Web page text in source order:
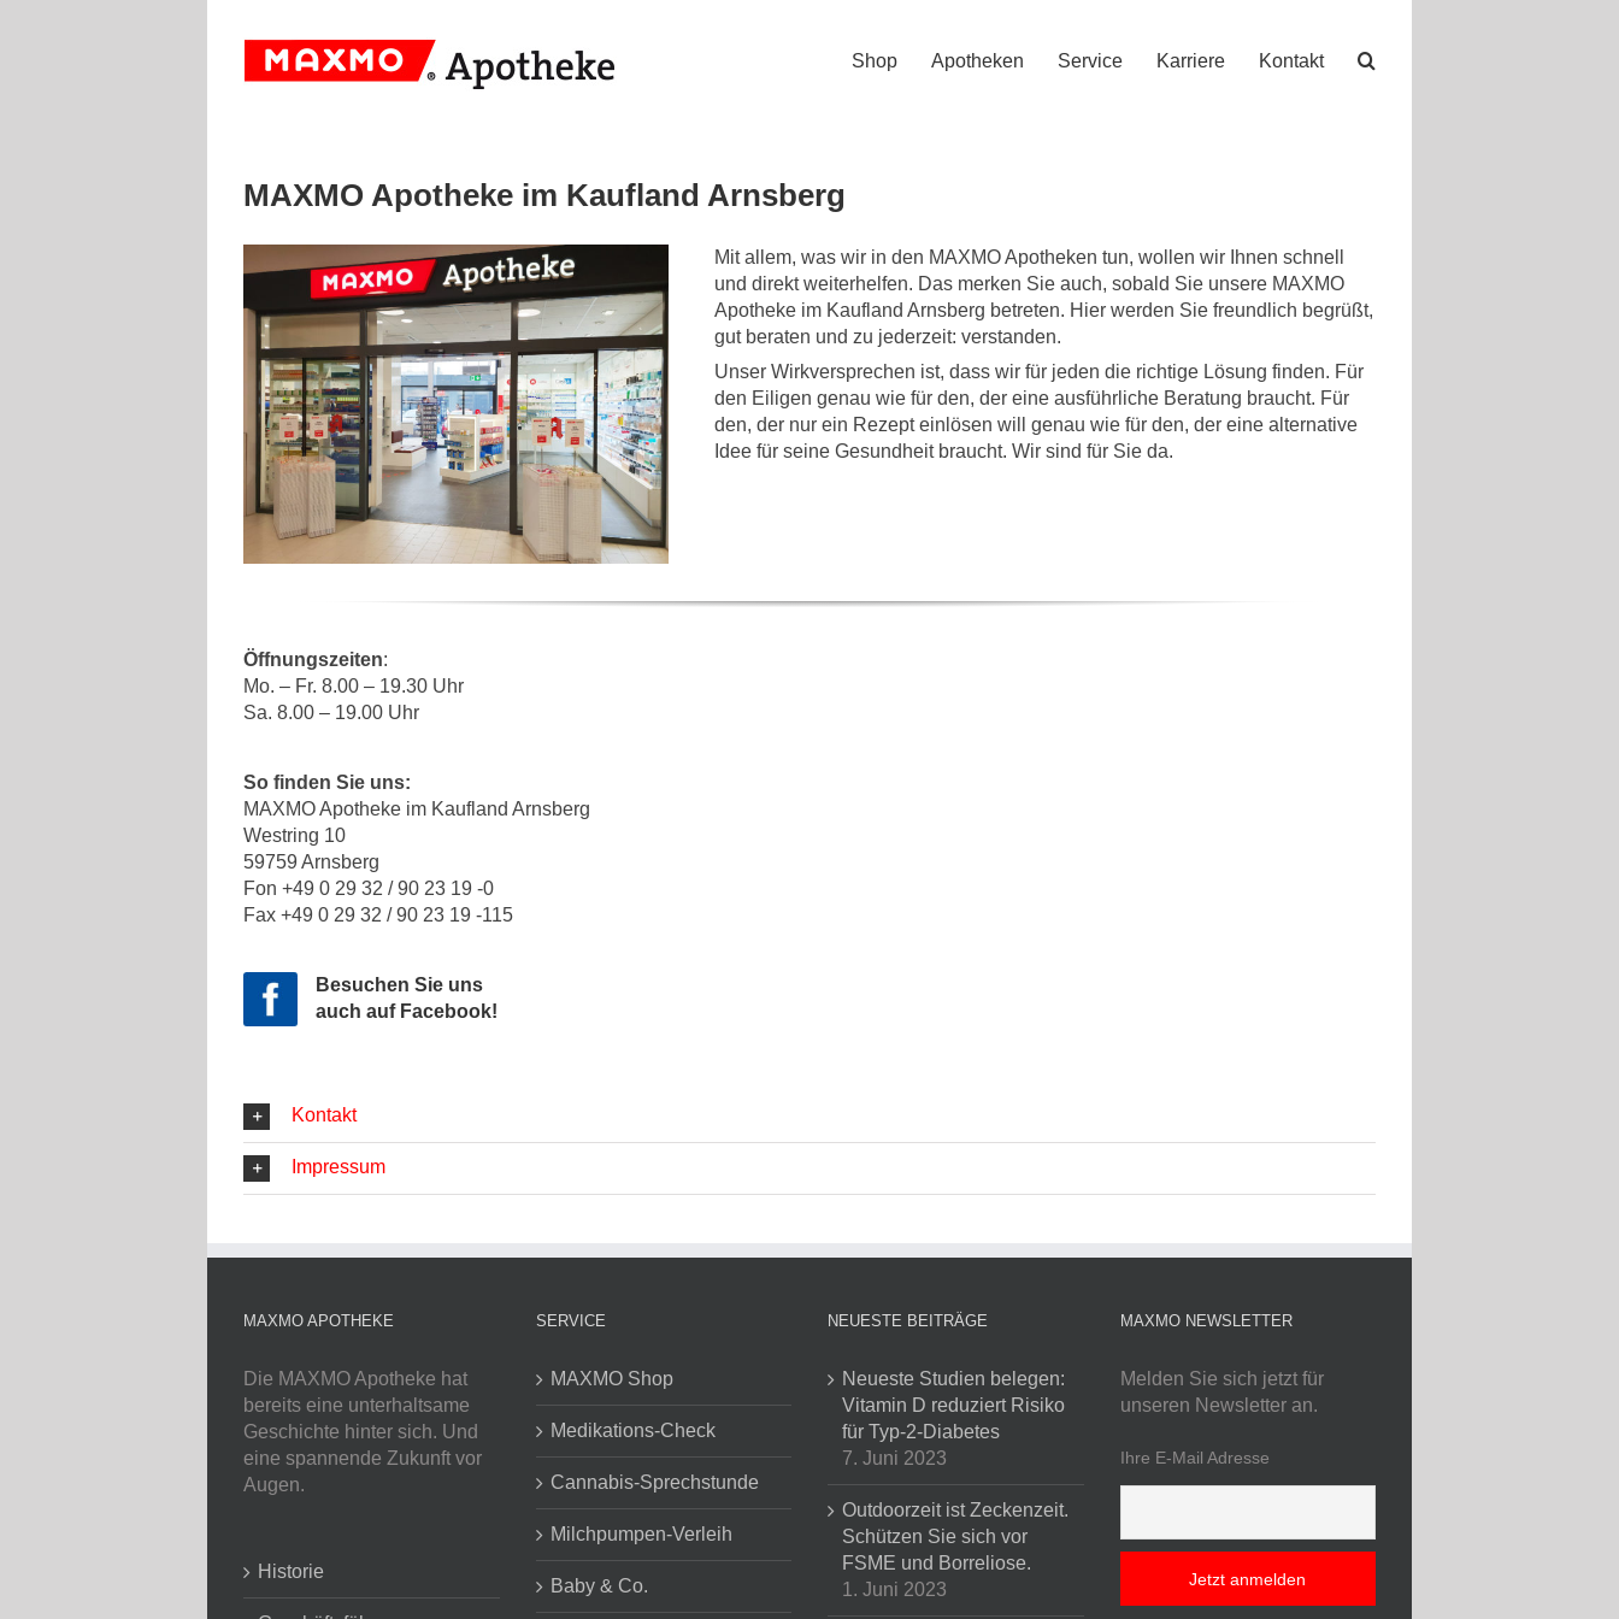
Shop Apotheken Service Karriere Kontakt
MAXMO Apotheke im Kaufland Arnsberg
Mit allem, was wir in den MAXMO Apotheken tun, wollen wir Ihnen schnell
und direkt weiterhelfen. Das merken Sie auch, sobald Sie unsere MAXMO
Apotheke im Kaufland Arnsberg betreten. Hier werden Sie freundlich begrüßt,
gut beraten und zu jederzeit: verstanden.
Unser Wirkversprechen ist, dass wir für jeden die richtige Lösung finden. Für
den Eiligen genau wie für den, der eine ausführliche Beratung braucht. Für
den, der nur ein Rezept einlösen will genau wie für den, der eine alternative
Idee für seine Gesundheit braucht. Wir sind für Sie da.
Öffnungszeiten:
Mo. – Fr. 8.00 – 19.30 Uhr
Sa. 8.00 – 19.00 Uhr
So finden Sie uns:
MAXMO Apotheke im Kaufland Arnsberg
Westring 10
59759 Arnsberg
Fon +49 0 29 32 / 90 23 19 -0
Fax +49 0 29 32 / 90 23 19 -115
Besuchen Sie uns
auch auf Facebook!
Kontakt
Impressum
MAXMO APOTHEKE
Die MAXMO Apotheke hat
bereits eine unterhaltsame
Geschichte hinter sich. Und
eine spannende Zukunft vor
Augen.
Historie
SERVICE
MAXMO Shop
Medikations-Check
Cannabis-Sprechstunde
Milchpumpen-Verleih
Baby & Co.
NEUESTE BEITRÄGE
Neueste Studien belegen:
Vitamin D reduziert Risiko
für Typ-2-Diabetes
7. Juni 2023
Outdoorzeit ist Zeckenzeit.
Schützen Sie sich vor
FSME und Borreliose.
1. Juni 2023
MAXMO NEWSLETTER
Melden Sie sich jetzt für
unseren Newsletter an.
Ihre E-Mail Adresse